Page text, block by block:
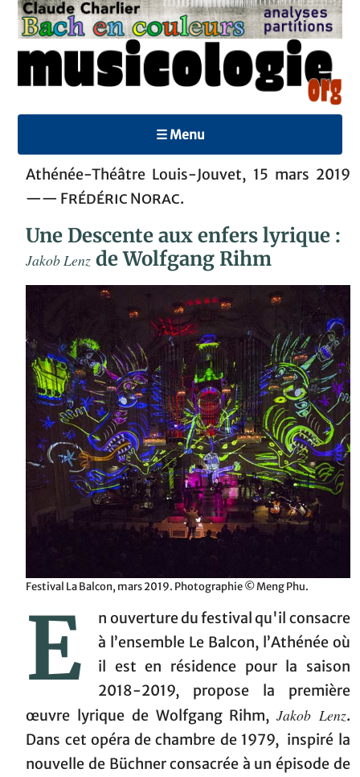
☰ Menu
Athénée-Théâtre Louis-Jouvet, 15 mars 2019
—— Frédéric Norac.
Une Descente aux enfers lyrique :
Jakob Lenz de Wolfgang Rihm
Festival La Balcon, mars 2019. Photographie © Meng Phu.
E
n ouverture du festival qu'il consacre
à l’ensemble Le Balcon, l’Athénée où
il est en résidence pour la saison
2018-2019, propose la première
œuvre lyrique de Wolfgang Rihm, Jakob Lenz.
Dans cet opéra de chambre de 1979, inspiré la
nouvelle de Büchner consacrée à un épisode de